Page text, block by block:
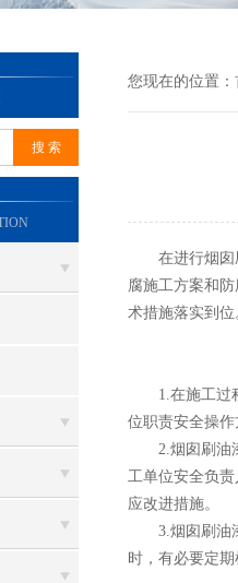
您现在的位置：
在进行烟囱刷
腐施工方案和
术措施落实到位
1.在施工过程
位职责安全操作
2.烟囱刷油漆
工单位安全负
应改进措施。
3.烟囱刷油漆
时，有必要定